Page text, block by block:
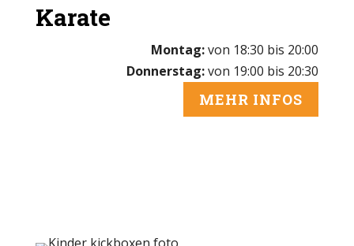
Karate
Montag:von 18:30 bis 20:00
Donnerstag:von 19:00 bis 20:30
MEHR INFOS